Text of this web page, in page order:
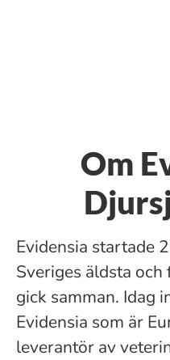
Om
Evidensia startade
Sveriges äldsta
gick samman. Idag
Evidensia som är
leverantör av